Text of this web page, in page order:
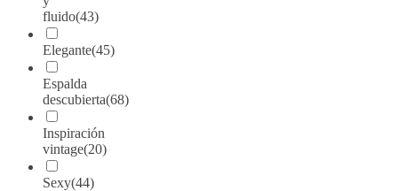
fluido(43)
Elegante(45)
Espalda
descubierta(68)
Inspiración
vintage(20)
Sexy(44)